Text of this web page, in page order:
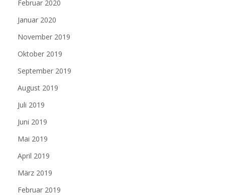
Februar 2020
Januar 2020
November 2019
Oktober 2019
September 2019
August 2019
Juli 2019
Juni 2019
Mai 2019
April 2019
März 2019
Februar 2019